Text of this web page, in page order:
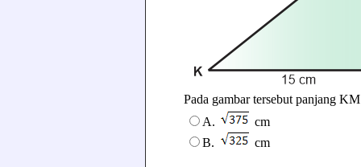
Pada gambar tersebut panjang
A.
cm
B.
cm